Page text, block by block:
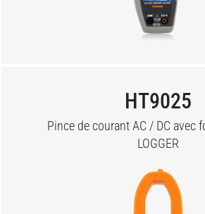
HT9025
Pince de courant AC / DC avec
LOGGER